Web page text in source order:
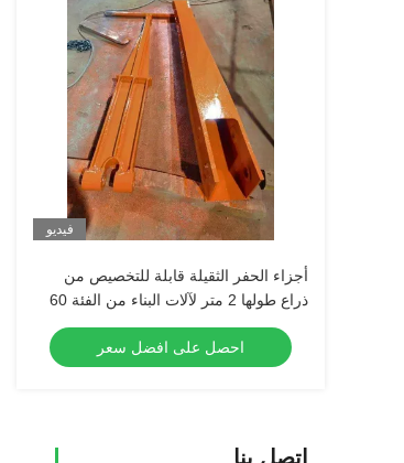
فيديو
أجزاء الحفر الثقيلة قابلة للتخصيص من
ذراع طولها 2 متر لآلات البناء من الفئة 60
احصل على افضل سعر
اتصل بنا